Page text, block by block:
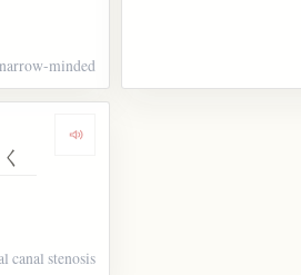
narrow-minded
Dengarkan kosakata 椎間孔狭窄
canal stenosis